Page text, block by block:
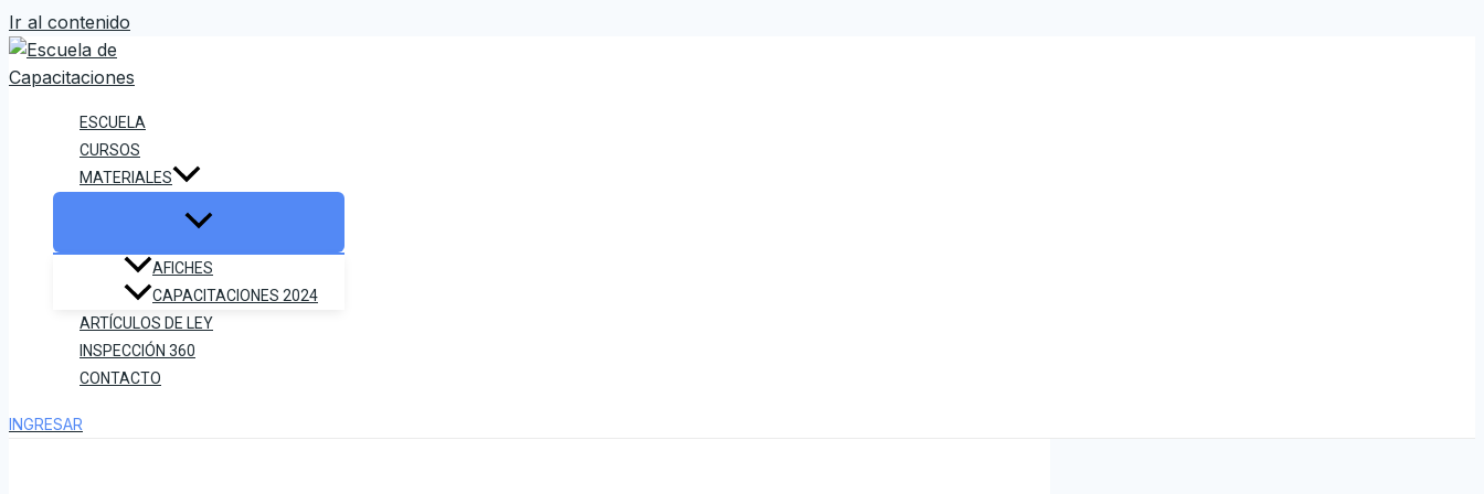
Ir al contenido
ESCUELA
CURSOS
MATERIALES
AFICHES
CAPACITACIONES 2024
ARTÍCULOS DE LEY
INSPECCIÓN 360
CONTACTO
INGRESAR